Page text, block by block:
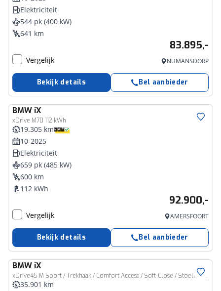
Elektriciteit
544 pk (400 kW)
641 km
83.895,-
Vergelijk NUMANSDORP
Bekijk details Bel aanbieder
BMW iX
xDrive M70 112 kWh
19.305 km
10-2025
Elektriciteit
659 pk (485 kW)
600 km
112 kWh
92.900,-
Vergelijk AMERSFOORT
Bekijk details Bel aanbieder
BMW iX
xDrive45 M Sport / Trekhaak / Comfort Access / Soft-Close / Stoelventilatie / Adaptieve LED / Harman Kardon / Parking Assistant Professional
35.901 km